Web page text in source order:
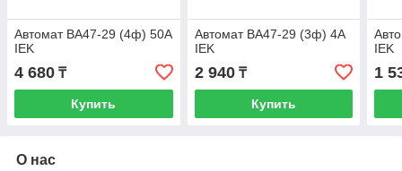
Автомат ВА47-29 (4ф) 50А
IEK
4 680 ₸
Купить
Автомат ВА47-29 (3ф) 4А
IEK
2 940₸
Купить
IEK
1
О нас